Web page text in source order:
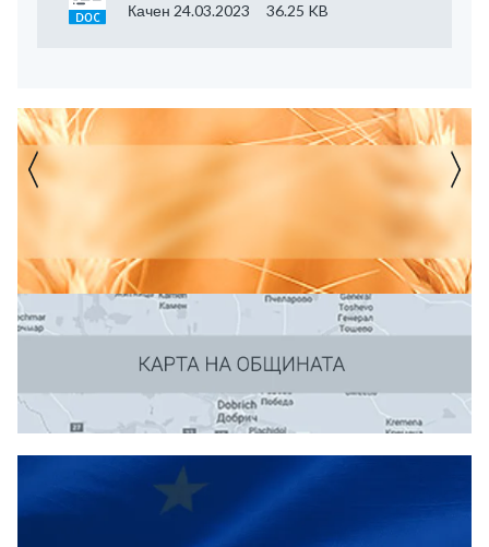
Качен 24.03.2023 36.25 KB